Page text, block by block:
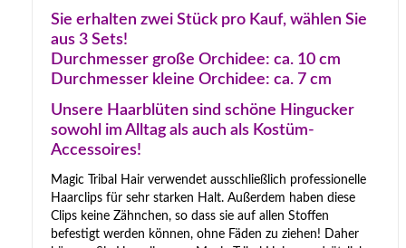
Sie erhalten zwei Stück pro Kauf, wählen Sie
aus 3 Sets!
Durchmesser große Orchidee: ca. 10 cm
Durchmesser kleine Orchidee: ca. 7 cm
Unsere Haarblüten sind schöne Hingucker
sowohl im Alltag als auch als Kostüm-
Accessoires!
Magic Tribal Hair verwendet ausschließlich professionelle
Haarclips für sehr starken Halt. Außerdem haben diese
Clips keine Zähnchen, so dass sie auf allen Stoffen
befestigt werden können, ohne Fäden zu ziehen! Daher